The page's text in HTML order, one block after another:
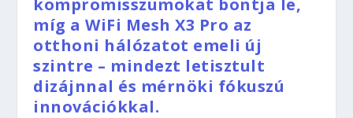
kompromisszumokat bontja le,
míg a WiFi Mesh X3 Pro az
otthoni hálózatot emeli új
szintre – mindezt letisztult
dizájnnal és mérnöki fókuszú
innovációkkal.